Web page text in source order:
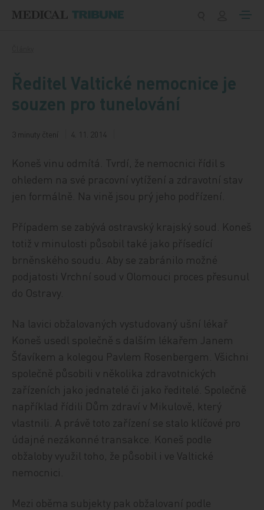
Ředitel Valtické nemocnice je
souzen pro tunelování
3 minuty čtení 4. 11. 2014
Koneš vinu odmítá. Tvrdí, že nemocnici řídil s
ohledem na své pracovní vytížení a zdravotní stav
jen formálně. Na vině jsou prý jeho podřízení.
Případem se zabývá ostravský krajský soud. Koneš
totiž v minulosti působil také jako přísedící
brněnského soudu. Aby se zabránilo možné
podjatosti Vrchní soud v Olomouci proces přesunul
do Ostravy.
Na lavici obžalovaných vystudovaný ušní lékař
Koneš usedl společně s dalším lékařem Janem
Šťavíkem a kolegou Pavlem Rosenbergem. Všichni
společně působili v několika zdravotnických
zařízeních jako jednatelé či jako ředitelé. Společně
například řídili Dům zdraví v Mikulově, který
vlastnili. A právě toto zařízení se stalo klíčové pro
údajné nezákonné transakce. Koneš podle
obžaloby využil toho, že působil i ve Valtické
nemocnici.
Mezi oběma subjekty pak obžalovaní podle